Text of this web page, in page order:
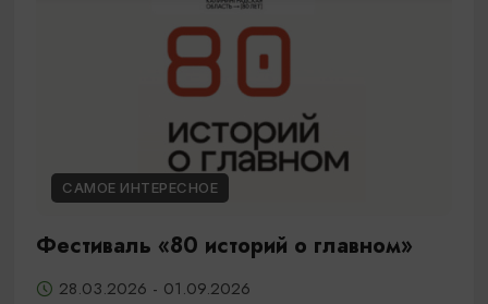
САМОЕ ИНТЕРЕСНОЕ
Фестиваль «80 историй о главном»
28.03.2026 - 01.09.2026